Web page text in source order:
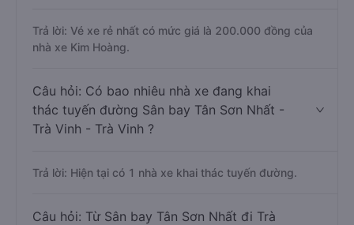
Trả lời: Vé xe rẻ nhất có mức giá là 200.000 đồng của
nhà xe Kim Hoàng.
Câu hỏi: Có bao nhiêu nhà xe đang khai
thác tuyến đường Sân bay Tân Sơn Nhất -
Trà Vinh - Trà Vinh ?
Trả lời: Hiện tại có 1 nhà xe khai thác tuyến đường.
Câu hỏi: Từ Sân bay Tân Sơn Nhất đi Trà